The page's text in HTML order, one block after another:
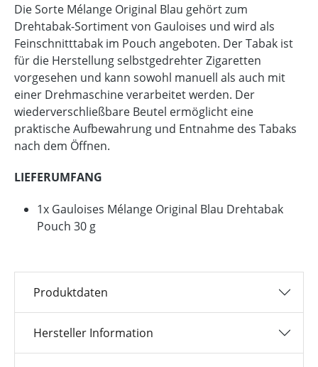
Die Sorte Mélange Original Blau gehört zum
Drehtabak-Sortiment von Gauloises und wird als
Feinschnitttabak im Pouch angeboten. Der Tabak ist
für die Herstellung selbstgedrehter Zigaretten
vorgesehen und kann sowohl manuell als auch mit
einer Drehmaschine verarbeitet werden. Der
wiederverschließbare Beutel ermöglicht eine
praktische Aufbewahrung und Entnahme des Tabaks
nach dem Öffnen.
LIEFERUMFANG
1x Gauloises Mélange Original Blau Drehtabak
Pouch 30 g
Produktdaten
Hersteller Information